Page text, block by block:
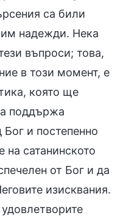
са били
им надежди. Нека
въпроси; това,
в този момент, е
която ще
поддържа
и постепенно
на сатанинското
от Бог и да
изисквания.